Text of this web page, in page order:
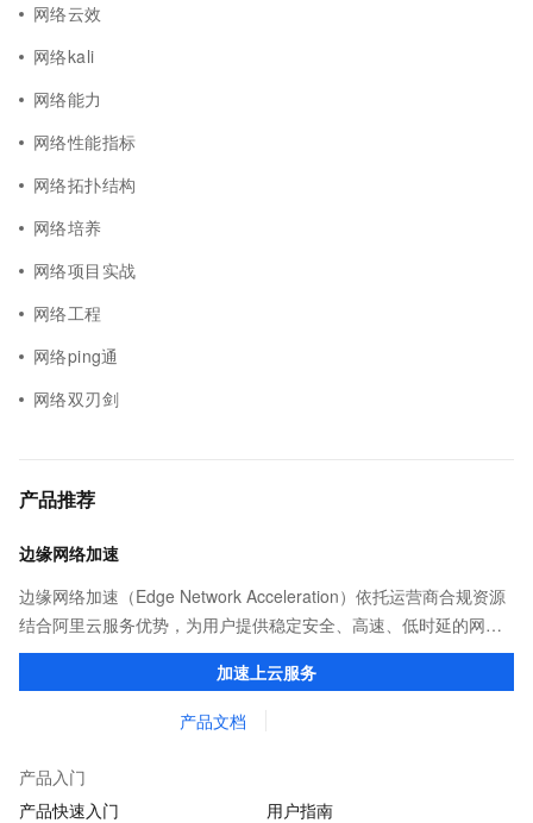
网络云效
网络kali
网络能力
网络性能指标
网络拓扑结构
网络培养
网络项目实战
网络工程
网络ping通
网络双刃剑
产品推荐
边缘网络加速
边缘网络加速（Edge Network Acceleration）依托运营商合规资源
结合阿里云服务优势，为用户提供稳定安全、高速、低时延的网络
传输，解决客户不同站点的连接、组网、数据安全传输、业务质量
加速上云服务
产品文档
产品入门
产品快速入门
用户指南